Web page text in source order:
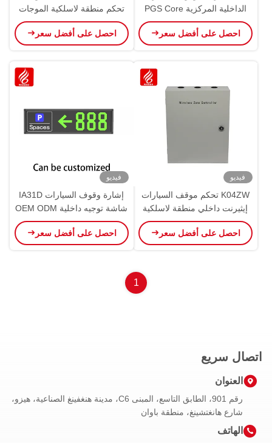
الداخلية المركزية PGS Core
RS485 CAN Bus Ultrasonic
احصل على أفضل سعر
تحكم منطقة لاسلكية الموجات
فوق الصوتية PGS مراقبة
وقوف السيارات
احصل على أفضل سعر
فيديو
K04ZW تحكم موقف السيارات
إيثيرنت داخلي منطقة لاسلكية
تحكم بالموجات فوق الصوتية
PGS
احصل على أفضل سعر
فيديو
إشارة وقوف السيارات IA31D
شاشة توجيه داخلية OEM ODM
لوحات العثور على الطريق
احصل على أفضل سعر
1
اتصال سريع
العنوان
رقم 901، الطابق التاسع، المبنى C6، مدينة هنغفينغ الصناعية، هيزو،
شارع هانغتشينغ، منطقة باوان
الهاتف